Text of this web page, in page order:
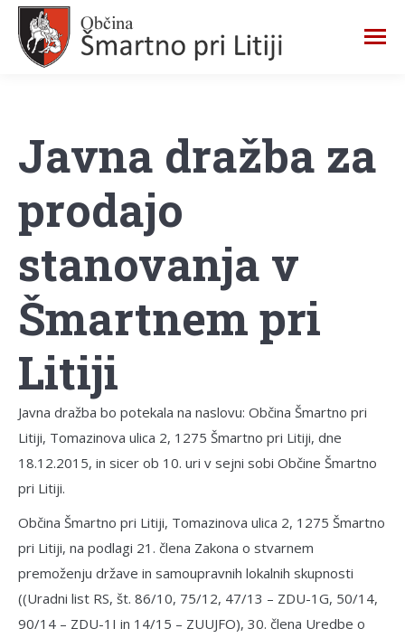
Javna dražba za
prodajo
stanovanja v
Šmartnem pri
Litiji
Javna dražba bo potekala na naslovu: Občina Šmartno pri
Litiji, Tomazinova ulica 2, 1275 Šmartno pri Litiji, dne
18.12.2015, in sicer ob 10. uri v sejni sobi Občine Šmartno
pri Litiji.
Občina Šmartno pri Litiji, Tomazinova ulica 2, 1275 Šmartno
pri Litiji, na podlagi 21. člena Zakona o stvarnem
premoženju države in samoupravnih lokalnih skupnosti
((Uradni list RS, št. 86/10, 75/12, 47/13 – ZDU-1G, 50/14,
90/14 – ZDU-1I in 14/15 – ZUUJFO), 30. člena Uredbe o